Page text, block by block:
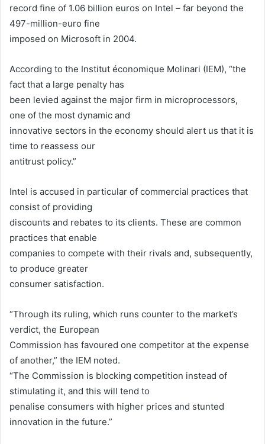
record fine of 1.06 billion euros on Intel – far beyond the
497-million-euro fine
imposed on Microsoft in 2004.
According to the Institut économique Molinari (IEM), “the
fact that a large penalty has
been levied against the major firm in microprocessors,
one of the most dynamic and
innovative sectors in the economy should alert us that it is
time to reassess our
antitrust policy.”
Intel is accused in particular of commercial practices that
consist of providing
discounts and rebates to its clients. These are common
practices that enable
companies to compete with their rivals and, subsequently,
to produce greater
consumer satisfaction.
“Through its ruling, which runs counter to the market’s
verdict, the European
Commission has favoured one competitor at the expense
of another,” the IEM noted.
“The Commission is blocking competition instead of
stimulating it, and this will tend to
penalise consumers with higher prices and stunted
innovation in the future.”